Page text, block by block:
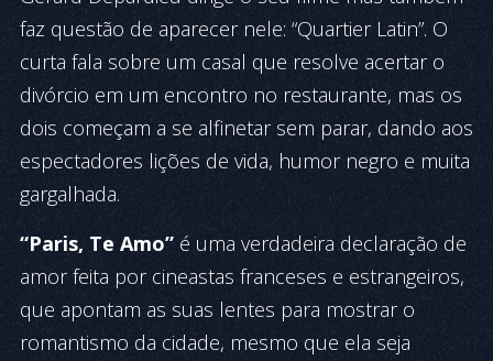
faz questão de aparecer nele: “Quartier Latin”. O
curta fala sobre um casal que resolve acertar o
divórcio em um encontro no restaurante, mas os
dois começam a se alfinetar sem parar, dando aos
espectadores lições de vida, humor negro e muita
gargalhada.
“Paris, Te Amo” é uma verdadeira declaração de
amor feita por cineastas franceses e estrangeiros,
que apontam as suas lentes para mostrar o
romantismo da cidade, mesmo que ela seja